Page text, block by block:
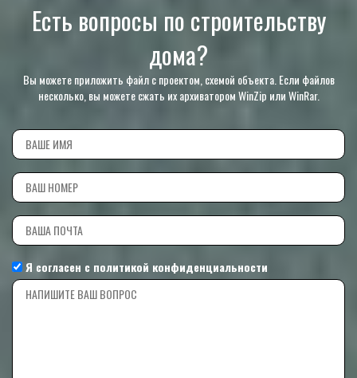
Есть вопросы по строительству
дома?
Вы можете приложить файл с проектом, схемой объекта. Если файлов
несколько, вы можете сжать их архиватором WinZip или WinRar.
Я согласен с политикой конфиденциальности